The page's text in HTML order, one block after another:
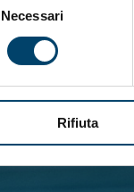
Necessari
Rifiuta